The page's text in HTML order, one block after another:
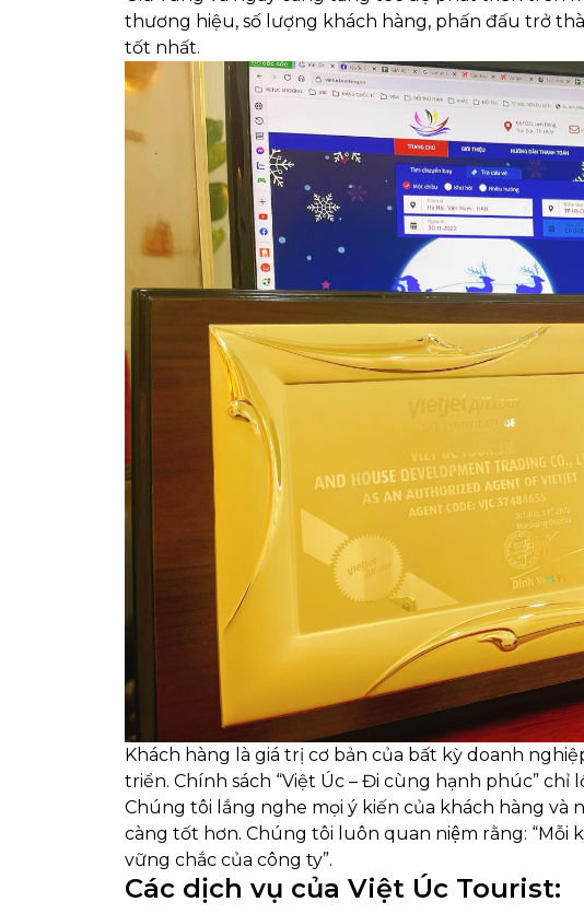
thương hiệu, số lượng khách hàng, phấn đấu trở
tốt nhất.
Khách hàng là giá trị cơ bản của bất kỳ doanh
triển. Chính sách “Việt Úc – Đi cùng hạnh phúc”
Chúng tôi lắng nghe mọi ý kiến của khách hàng
càng tốt hơn. Chúng tôi luôn quan niệm rằng: “Mỗi
vững chắc của công ty”.
Các dịch vụ của Việt Úc Tourist: